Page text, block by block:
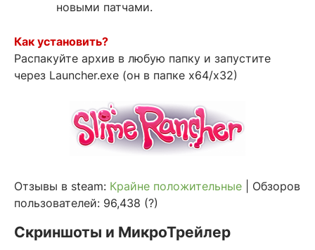
новыми патчами.
Как установить?
Распакуйте архив в любую папку и запустите
через Launcher.exe (он в папке x64/x32)
Отзывы в steam: Крайне положительные | Обзоров
пользователей: 96,438 (?)
Скриншоты и МикроТрейлер